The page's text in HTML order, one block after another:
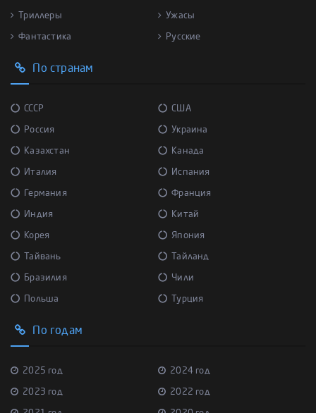
Триллеры Ужасы
Фантастика Русские
По странам
СССР США
Россия Украина
Казахстан Канада
Италия Испания
Германия Франция
Индия Китай
Корея Япония
Тайвань Тайланд
Бразилия Чили
Польша Турция
По годам
2025 год 2024 год
2023 год 2022 год